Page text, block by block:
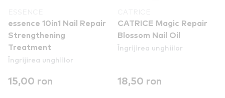
essence 10in1 Nail Repair
Strengthening
Treatment
Îngrijirea unghiilor
15,00 ron
CATRICE Magic Repair
Blossom Nail Oil
Îngrijirea unghiilor
18,50 ron